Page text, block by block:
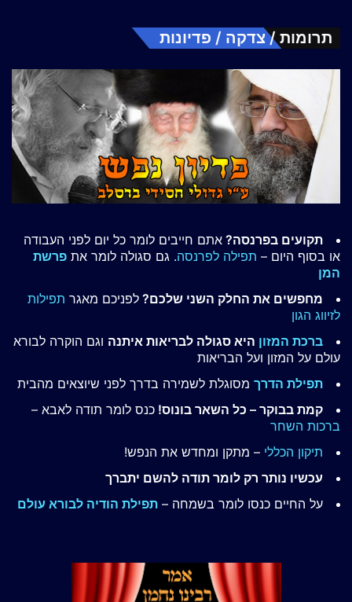
תרומות / צדקה / פדיונות
תקועים בפרנסה? אתם חייבים לומר כל יום לפני העבודה
או בסוף היום – תפילה לפרנסה. גם סגולה לומר את פרשת
המן
מחפשים את החלק השני שלכם? לפניכם מאגר תפילות
לזיווג הגון
ברכת המזון היא סגולה לבריאות איתנה וגם הוקרה לבורא
עולם על המזון ועל הבריאות
תפילת הדרך מסוגלת לשמירה בדרך לפני שיוצאים מהבית
קמת בבוקר – כל השאר בונוס! כנס לומר תודה לאבא –
ברכות השחר
תיקון הכללי – מתקן ומחדש את הנפש!
עכשיו נותר רק לומר תודה להשם יתברך
על החיים כנסו לומר בשמחה – תפילת הודיה לבורא עולם